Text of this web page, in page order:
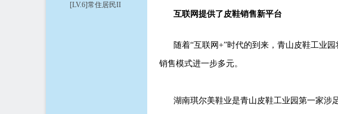
[LV.6]常住居民II
互联网提供了皮鞋销售新平台
随着“互联网+”时代的到来，青山皮鞋工业园
销售模式进一步多元。
湖南琪尔美鞋业是青山皮鞋工业园第一家涉